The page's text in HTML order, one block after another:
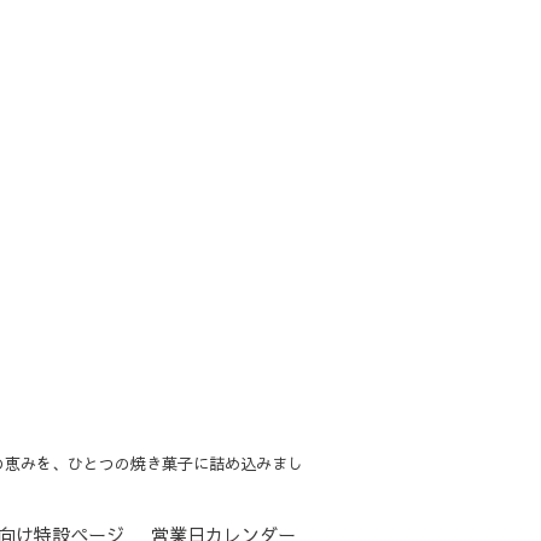
みを、ひとつの焼き菓子に詰め込みまし
け特設ページ 営業日カレンダー